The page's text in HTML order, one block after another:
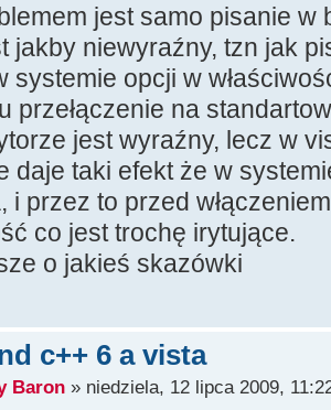
jest samo pisanie w
jakby niewyraźny, tzn jak
systemie opcji w
przełączenie na
jest wyraźny, lecz w
daje taki efekt że w
i przez to przed
co jest trochę irytujące.
o jakieś skazówki
c++ 6 a vista
Baron » niedziela, 12 lipca 2009,